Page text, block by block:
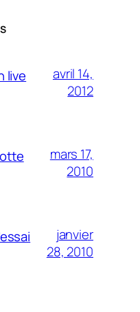
live
avril 14,
2012
mars 17,
2010
janvier
28, 2010